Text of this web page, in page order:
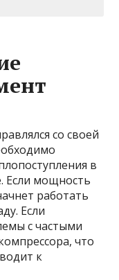
со своей
в
Если мощность
работать
Если
с частыми
что
к